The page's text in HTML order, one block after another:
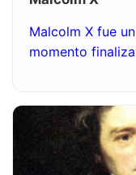
Malcolm X fue
momento